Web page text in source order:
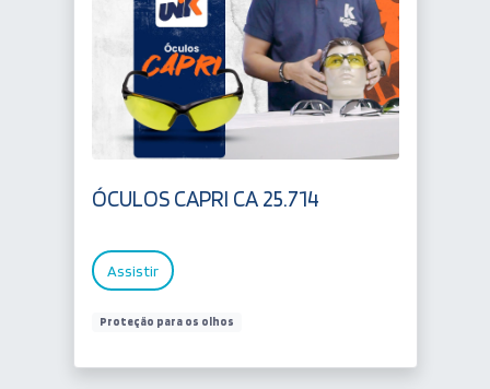
ÓCULOS CAPRI CA 25.714
Assistir
Proteção para os olhos